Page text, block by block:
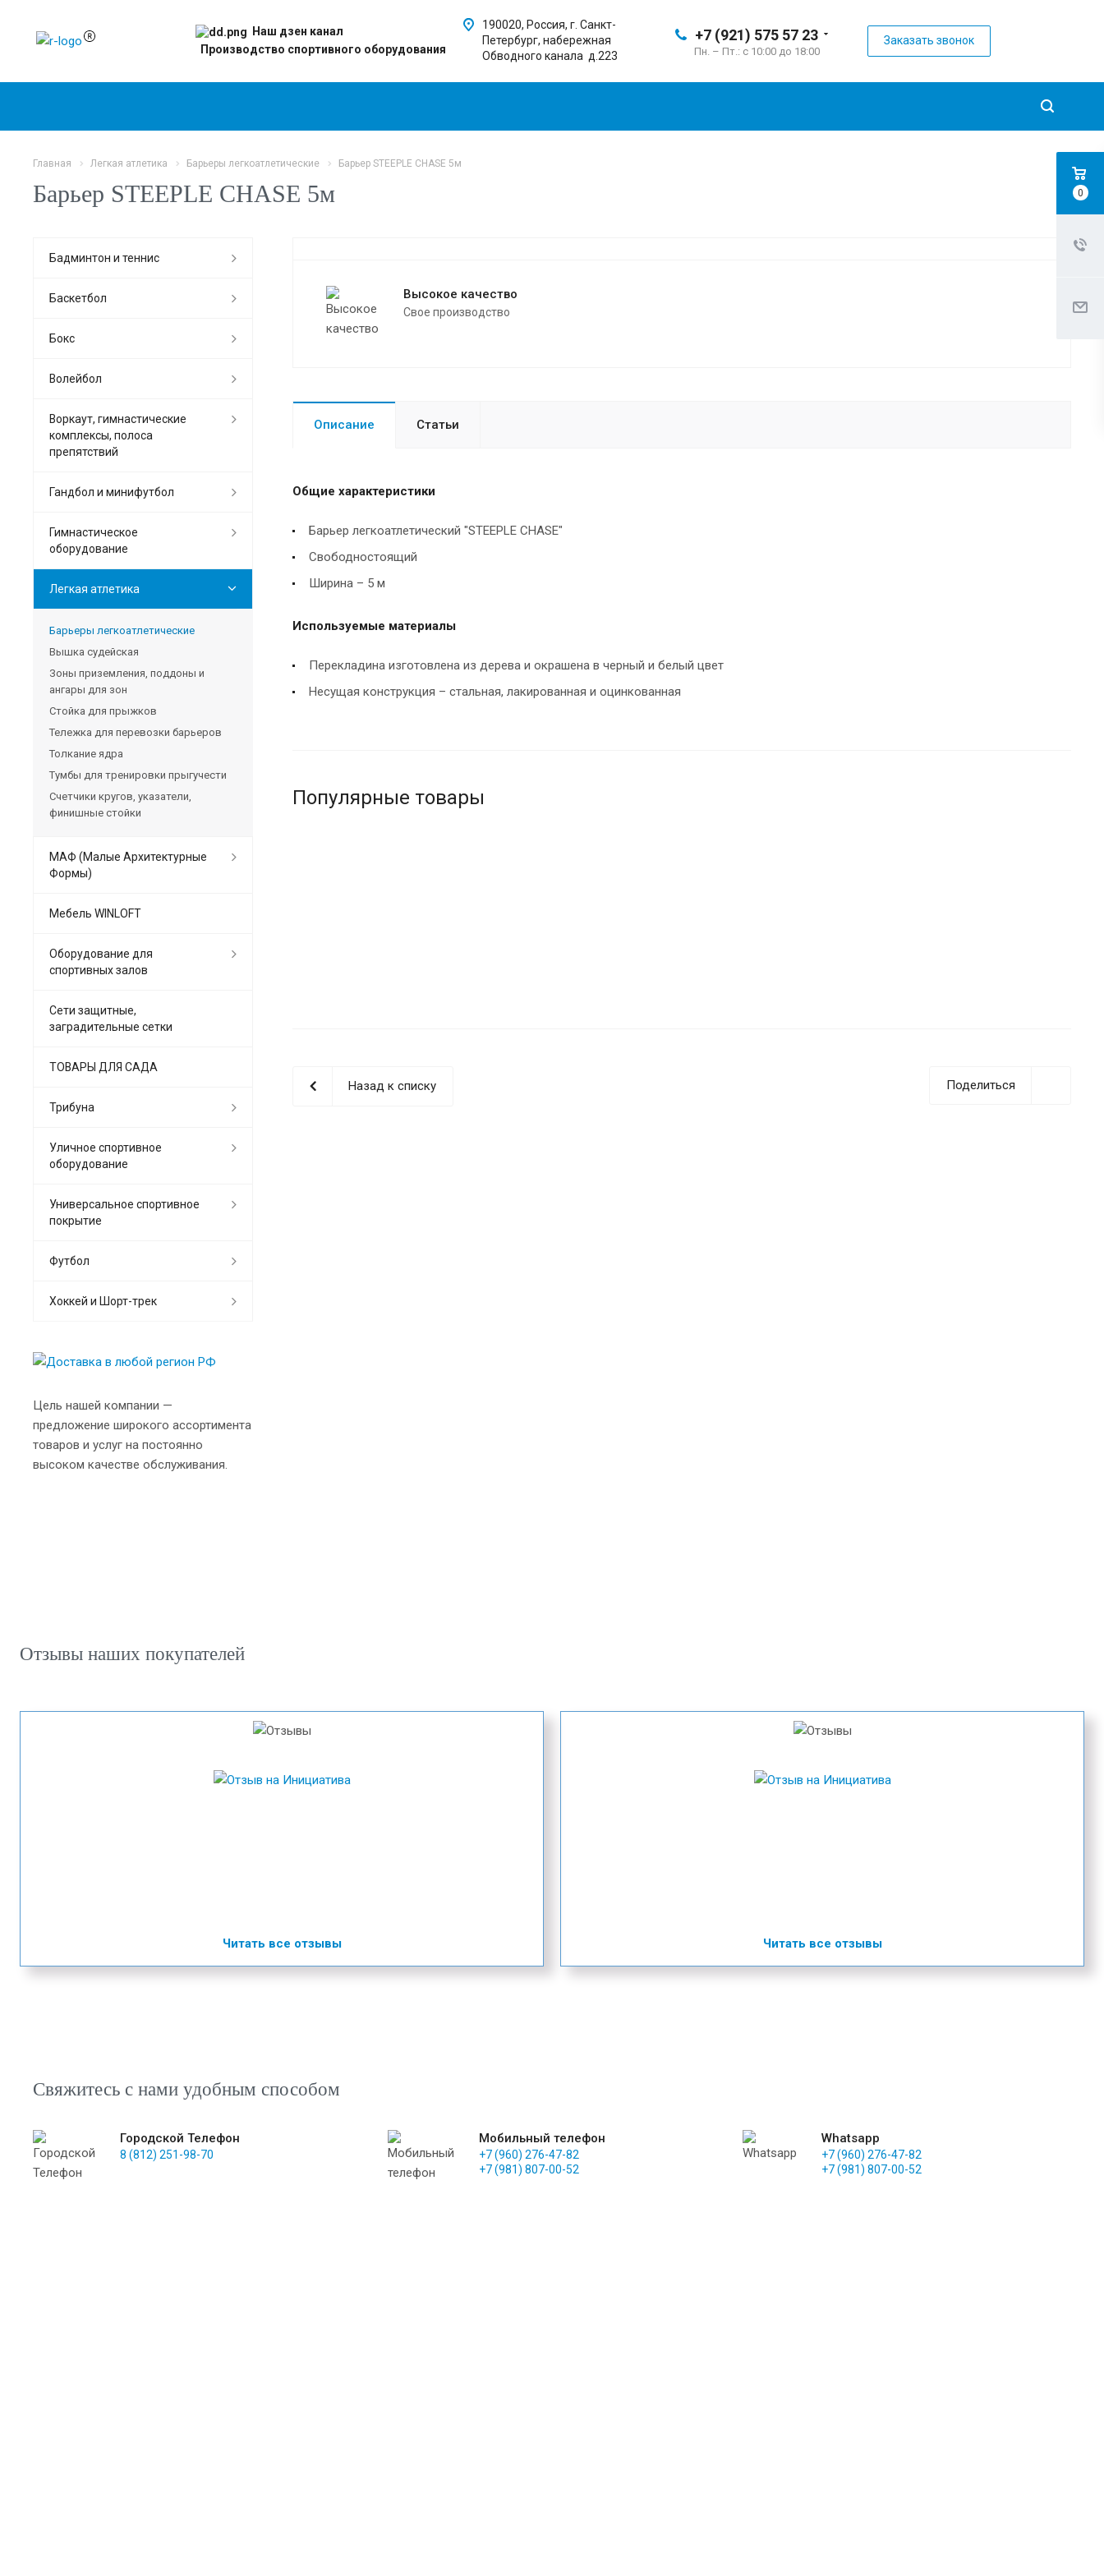
Наш дзен канал
Производство спортивного оборудования
190020, Россия, г. Санкт-
Петербург, набережная
Обводного канала д.223
+7 (921) 575 57 23
Пн. – Пт.: с 10:00 до 18:00
Заказать звонок
Главная Легкая атлетика Барьеры легкоатлетические Барьер STEEPLE CHASE 5м
Барьер STEEPLE CHASE 5м
Высокое качество
Свое производство
Описание Статьи
Общие характеристики
Барьер легкоатлетический "STEEPLE CHASE"
Свободностоящий
Ширина – 5 м
Используемые материалы
Перекладина изготовлена из дерева и окрашена в черный и белый цвет
Несущая конструкция – стальная, лакированная и оцинкованная
Популярные товары
Поделиться
Назад к списку
Бадминтон и теннис
Баскетбол
Бокс
Волейбол
Воркаут, гимнастические
комплексы, полоса
препятствий
Гандбол и минифутбол
Гимнастическое
оборудование
Легкая атлетика
Барьеры легкоатлетические
Вышка судейская
Зоны приземления, поддоны и
ангары для зон
Стойка для прыжков
Тележка для перевозки барьеров
Толкание ядра
Тумбы для тренировки прыгучести
Счетчики кругов, указатели,
финишные стойки
МАФ (Малые Архитектурные
Формы)
Мебель WINLOFT
Оборудование для
спортивных залов
Сети защитные,
заградительные сетки
ТОВАРЫ ДЛЯ САДА
Трибуна
Уличное спортивное
оборудование
Универсальное спортивное
покрытие
Футбол
Хоккей и Шорт-трек
Цель нашей компании —
предложение широкого ассортимента
товаров и услуг на постоянно
высоком качестве обслуживания.
Отзывы наших покупателей
Читать все отзывы Читать все отзывы
Свяжитесь с нами удобным способом
Городской Телефон
8 (812) 251-98-70
Мобильный телефон
+7 (960) 276-47-82
+7 (981) 807-00-52
Whatsapp
+7 (960) 276-47-82
+7 (981) 807-00-52
0